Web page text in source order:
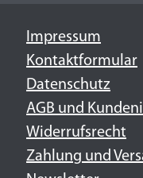
Impressum
Kontaktformular
Datenschutz
AGB und
Widerrufsrecht
Zahlung und